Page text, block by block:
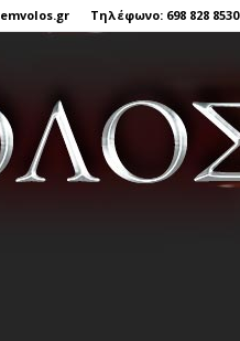
Τηλέφωνο: 698 828 8530